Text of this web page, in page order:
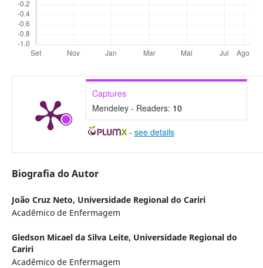
Captures
Mendeley - Readers: 10
- see details
Biografia do Autor
João Cruz Neto, Universidade Regional do Cariri
Acadêmico de Enfermagem
Gledson Micael da Silva Leite, Universidade Regional do
Cariri
Acadêmico de Enfermagem